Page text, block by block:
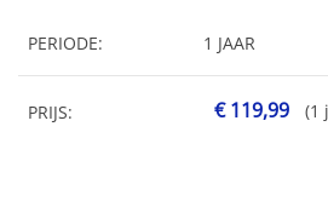
PERIODE: 1 JAAR
PRIJS: € 119,99 (1